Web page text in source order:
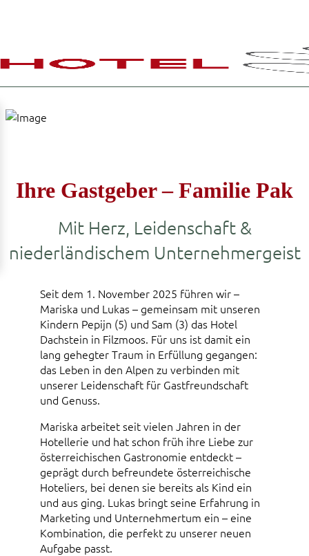
Ihre Gastgeber – Familie Pak
Mit Herz, Leidenschaft &
niederländischem Unternehmergeist
Seit dem 1. November 2025 führen wir –
Mariska und Lukas – gemeinsam mit unseren
Kindern Pepijn (5) und Sam (3) das Hotel
Dachstein in Filzmoos. Für uns ist damit ein
lang gehegter Traum in Erfüllung gegangen:
das Leben in den Alpen zu verbinden mit
unserer Leidenschaft für Gastfreundschaft
und Genuss.
Mariska arbeitet seit vielen Jahren in der
Hotellerie und hat schon früh ihre Liebe zur
österreichischen Gastronomie entdeckt –
geprägt durch befreundete österreichische
Hoteliers, bei denen sie bereits als Kind ein
und aus ging. Lukas bringt seine Erfahrung in
Marketing und Unternehmertum ein – eine
Kombination, die perfekt zu unserer neuen
Aufgabe passt.